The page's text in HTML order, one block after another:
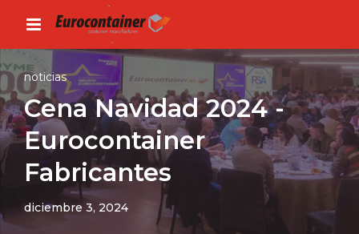
noticias
Cena Navidad 2024 -
Eurocontainer
Fabricantes
diciembre 3, 2024